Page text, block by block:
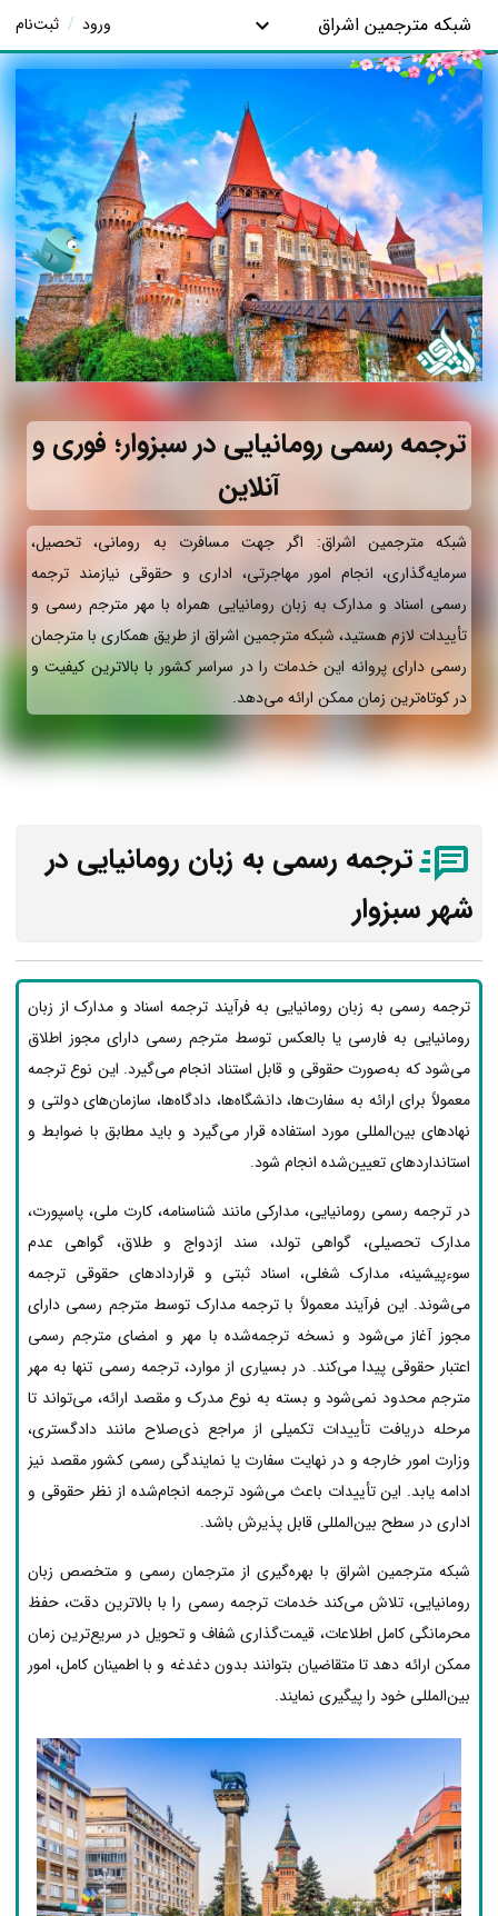
شبکه مترجمین اشراق ورود / ثبت‌نام
ترجمه رسمی رومانیایی در سبزوار؛ فوری و
آنلاین
شبکه مترجمین اشراق: اگر جهت مسافرت به رومانی، تحصیل،
سرمایه‌گذاری، انجام امور مهاجرتی، اداری و حقوقی نیازمند ترجمه
رسمی اسناد و مدارک به زبان رومانیایی همراه با مهر مترجم رسمی و
تأییدات لازم هستید، شبکه مترجمین اشراق از طریق همکاری با مترجمان
رسمی دارای پروانه این خدمات را در سراسر کشور با بالاترین کیفیت و
در کوتاه‌ترین زمان ممکن ارائه می‌دهد.
ترجمه رسمی به زبان رومانیایی در
شهر سبزوار
ترجمه رسمی به زبان رومانیایی به فرآیند ترجمه اسناد و مدارک از زبان
رومانیایی به فارسی یا بالعکس توسط مترجم رسمی دارای مجوز اطلاق
می‌شود که به‌صورت حقوقی و قابل استناد انجام می‌گیرد. این نوع ترجمه
معمولاً برای ارائه به سفارت‌ها، دانشگاه‌ها، دادگاه‌ها، سازمان‌های دولتی و
نهادهای بین‌المللی مورد استفاده قرار می‌گیرد و باید مطابق با ضوابط و
استانداردهای تعیین‌شده انجام شود.
در ترجمه رسمی رومانیایی، مدارکی مانند شناسنامه، کارت ملی، پاسپورت،
مدارک تحصیلی، گواهی تولد، سند ازدواج و طلاق، گواهی عدم
سوءپیشینه، مدارک شغلی، اسناد ثبتی و قراردادهای حقوقی ترجمه
می‌شوند. این فرآیند معمولاً با ترجمه مدارک توسط مترجم رسمی دارای
مجوز آغاز می‌شود و نسخه ترجمه‌شده با مهر و امضای مترجم رسمی
اعتبار حقوقی پیدا می‌کند. در بسیاری از موارد، ترجمه رسمی تنها به مهر
مترجم محدود نمی‌شود و بسته به نوع مدرک و مقصد ارائه، می‌تواند تا
مرحله دریافت تأییدات تکمیلی از مراجع ذی‌صلاح مانند دادگستری،
وزارت امور خارجه و در نهایت سفارت یا نمایندگی رسمی کشور مقصد نیز
ادامه یابد. این تأییدات باعث می‌شود ترجمه انجام‌شده از نظر حقوقی و
اداری در سطح بین‌المللی قابل پذیرش باشد.
شبکه مترجمین اشراق با بهره‌گیری از مترجمان رسمی و متخصص زبان
رومانیایی، تلاش می‌کند خدمات ترجمه رسمی را با بالاترین دقت، حفظ
محرمانگی کامل اطلاعات، قیمت‌گذاری شفاف و تحویل در سریع‌ترین زمان
ممکن ارائه دهد تا متقاضیان بتوانند بدون دغدغه و با اطمینان کامل، امور
بین‌المللی خود را پیگیری نمایند.